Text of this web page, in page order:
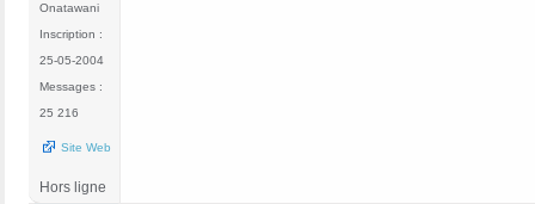
Onatawani
Inscription :
25-05-2004
Messages :
25 216
Site Web
Hors ligne